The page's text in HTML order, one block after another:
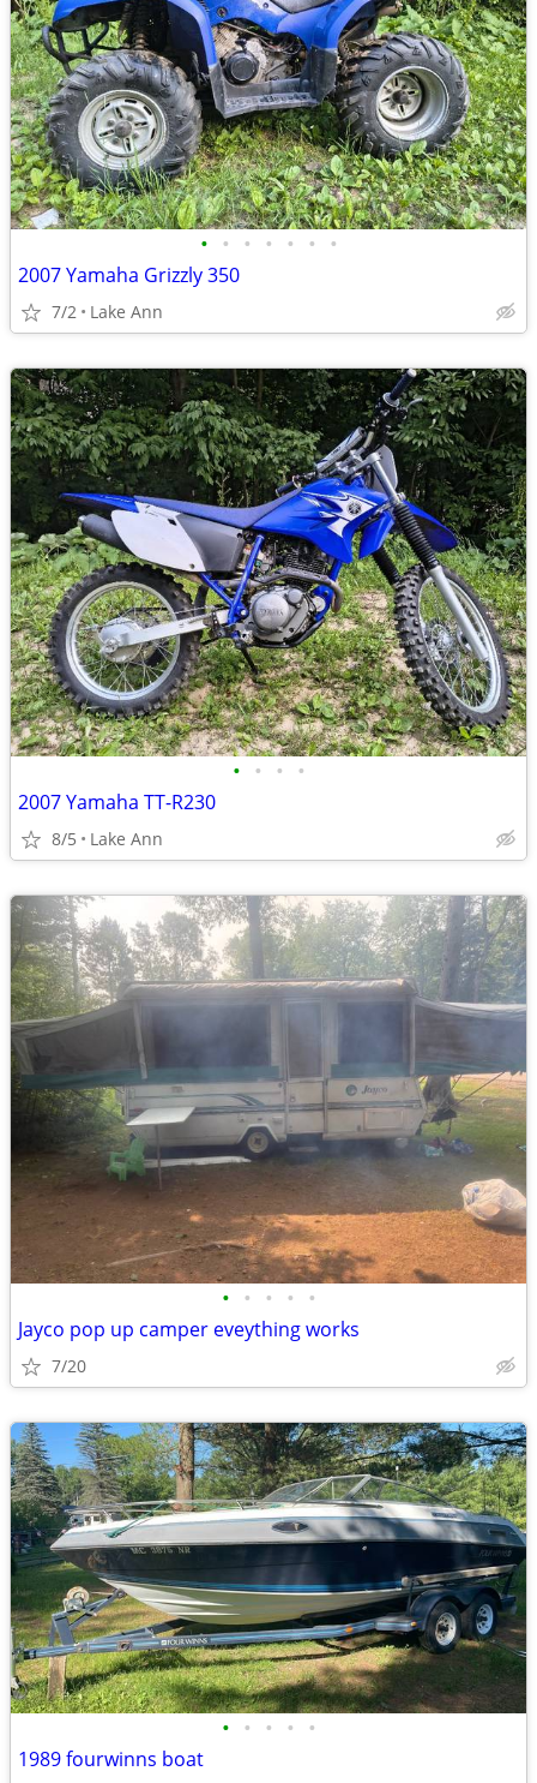
• • • • • • •
2007 Yamaha Grizzly 350
7/2 Lake Ann
• • • •
2007 Yamaha TT-R230
8/5 Lake Ann
• • • • •
Jayco pop up camper eveything works
7/20
• • • • •
1989 fourwinns boat